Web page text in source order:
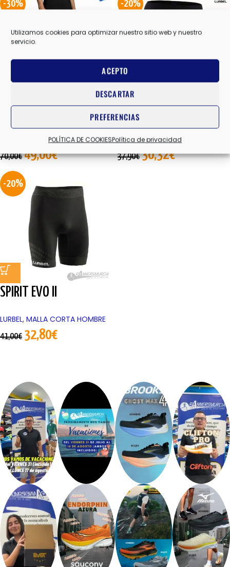
Utilizamos cookies para optimizar nuestro sitio web y nuestro
servicio.
ACEPTO
DESCARTAR
PREFERENCIAS
POLÍTICA DE COOKIESPolítica de privacidad
-30%
SOURCE TIGHT
MALLA LARGA HOMBRE
70,00€ 49,00€
-20%
FREEDOM SHORTS
LURBEL, MALLA CORTA HOMBRE
37,90€ 30,32€
-20%
SPIRIT EVO II
LURBEL, MALLA CORTA HOMBRE
41,00€ 32,80€